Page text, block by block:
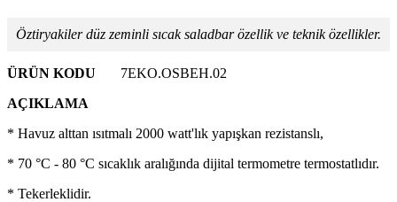
Öztiryakiler düz zeminli sıcak saladbar özellik ve teknik özellikler.
ÜRÜN KODU
7EKO.OSBEH.02
AÇIKLAMA
* Havuz alttan ısıtmalı 2000 watt'lık yapışkan rezistanslı,
* 70 °C - 80 °C sıcaklık aralığında dijital termometre termostatlıdır.
* Tekerleklidir.